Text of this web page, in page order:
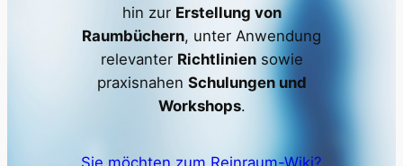
hin zur Erstellung von
Raumbüchern, unter Anwendung
relevanter Richtliniensowie
praxisnahen Schulungen und
Workshops.
Sie möchten zum Reinraum-Wiki?